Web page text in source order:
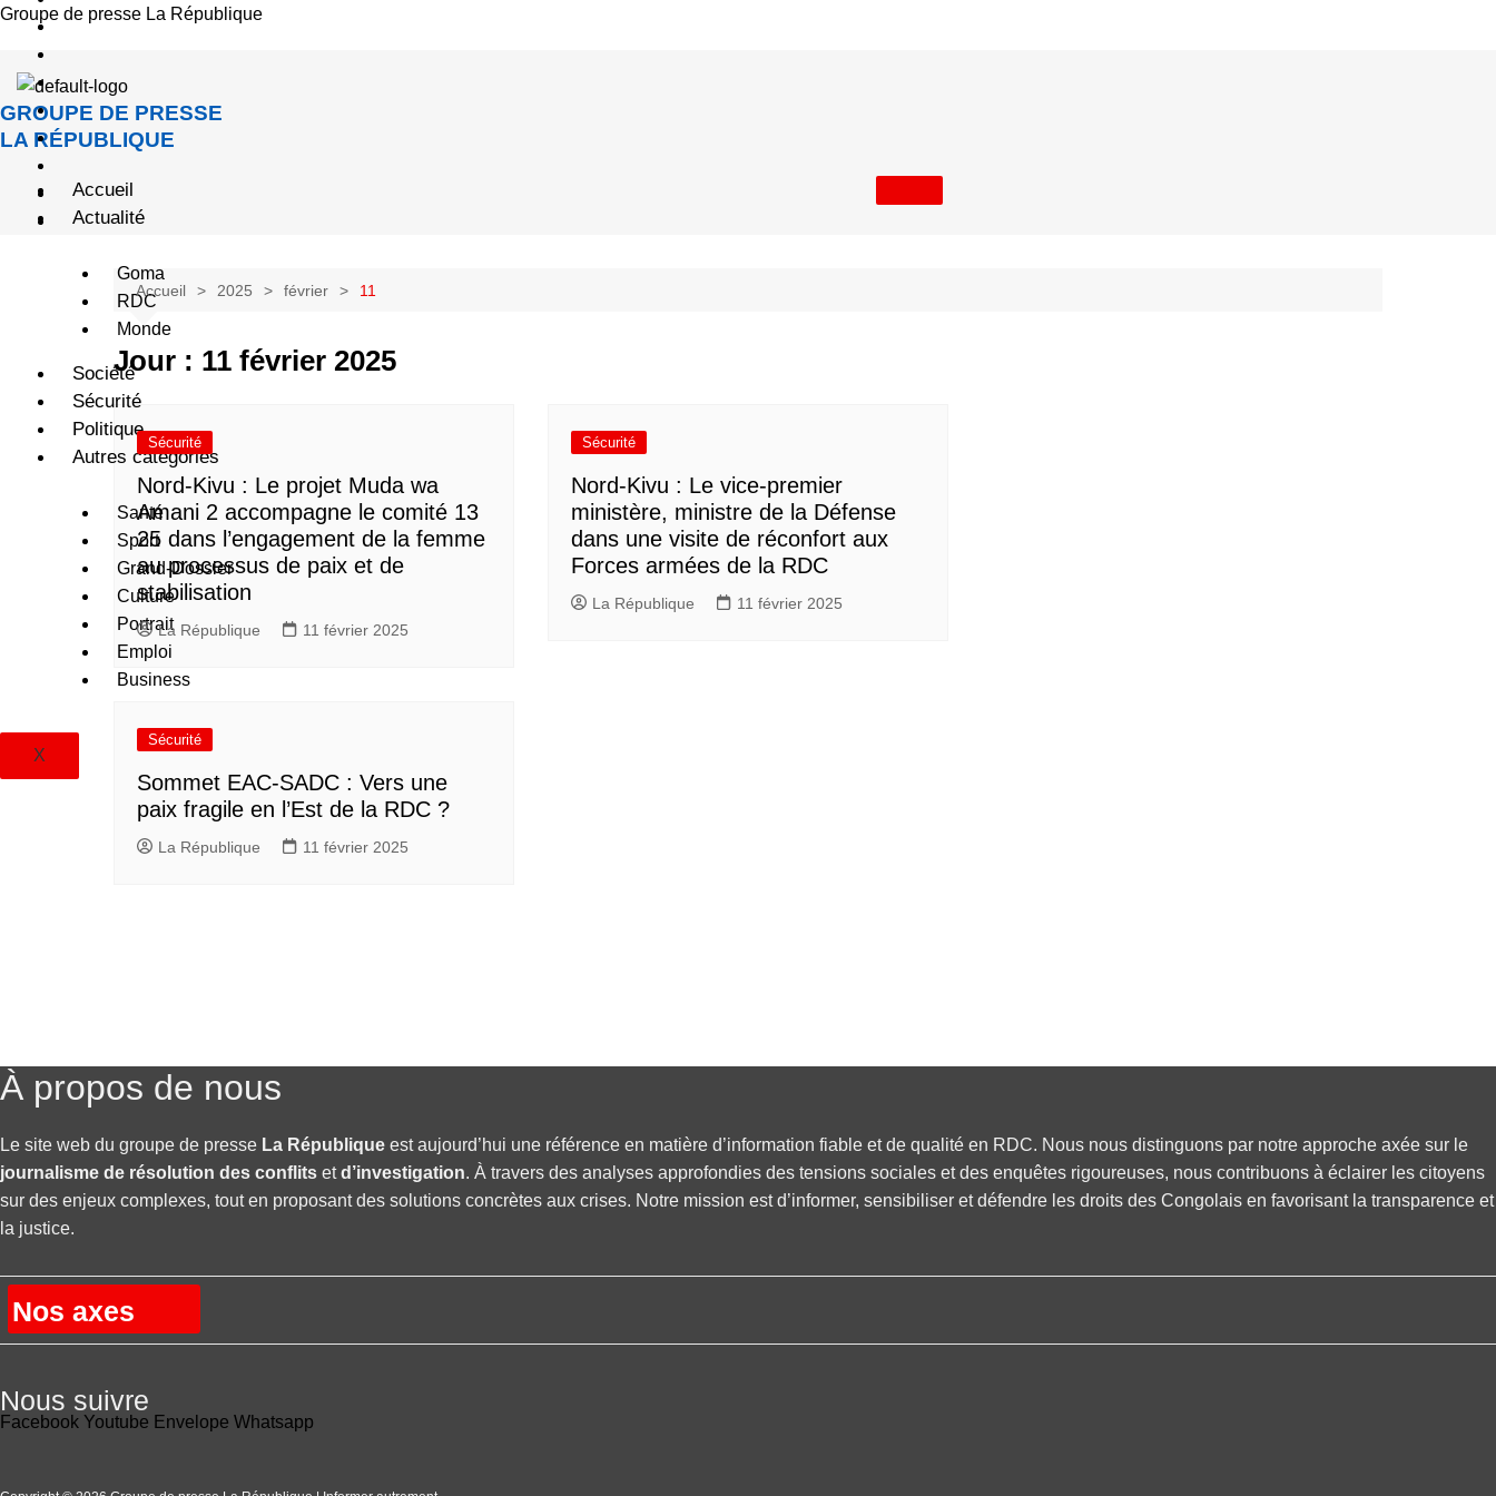
Groupe de presse La République
GROUPE DE PRESSE
LA RÉPUBLIQUE
Accueil
Actualité
Goma
RDC
Monde
Société
Sécurité
Politique
Autres catégories
Santé
Sport
Grand-Dossier
Culture
Portrait
Emploi
Business
X
Accueil 2025 février 11
Jour : 11 février 2025
Sécurité
Nord-Kivu : Le projet Muda wa
Amani 2 accompagne le comité 13
25 dans l’engagement de la femme
au processus de paix et de
stabilisation
La République 11 février 2025
Sécurité
Nord-Kivu : Le vice-premier
ministère, ministre de la Défense
dans une visite de réconfort aux
Forces armées de la RDC
La République 11 février 2025
Sécurité
Sommet EAC-SADC : Vers une
paix fragile en l’Est de la RDC ?
La République 11 février 2025
À propos de nous
Le site web du groupe de presse La République est aujourd’hui une référence en matière d’information fiable et de qualité en RDC. Nous nous distinguons par notre approche axée sur le
journalisme de résolution des conflits etd’investigation. À travers des analyses approfondies des tensions sociales et des enquêtes rigoureuses, nous contribuons à éclairer les citoyens
sur des enjeux complexes, tout en proposant des solutions concrètes aux crises. Notre mission est d’informer, sensibiliser et défendre les droits des Congolais en favorisant la transparence et
la justice.
Nos axes
Nous suivre
Facebook Youtube Envelope Whatsapp